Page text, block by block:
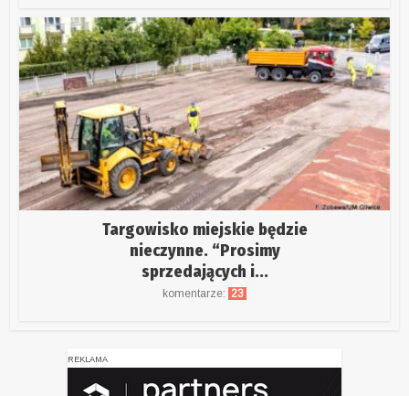
Targowisko miejskie będzie
nieczynne. “Prosimy
sprzedających i...
komentarze: 23
REKLAMA